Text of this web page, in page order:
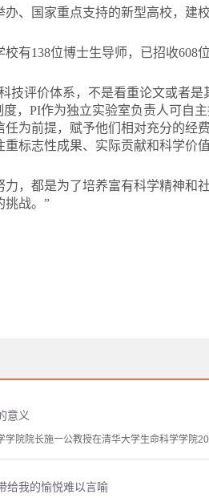
、国家重点支持的新型高校，建
有138位博士生导师，已招收608
技评价体系，不是看重论文或者
度，PI作为独立实验室负责人可自
为前提，赋予他们相对充分的经
标志性成果、实际贡献和科学价值
力，都是为了培养富有科学精神和
挑战。”
意义
学院院长施一公教授在清华大学生命科学学院
给我的愉悦难以言喻